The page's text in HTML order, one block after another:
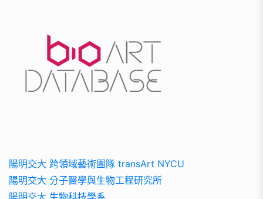
陽明交大 跨領域藝術團隊 transArt NYCU
陽明交大 分子醫學與生物工程研究所